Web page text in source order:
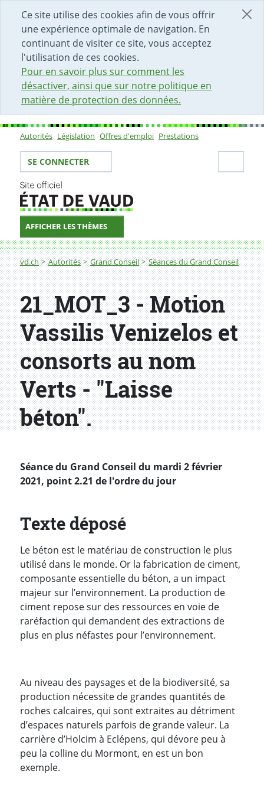
Ce site utilise des cookies afin de vous offrir
une expérience optimale de navigation. En
continuant de visiter ce site, vous acceptez
l'utilisation de ces cookies.
Pour en savoir plus sur comment les
désactiver, ainsi que sur notre politique en
matière de protection des données.
DÉBUT DU CONTENU DE LA PAGE
ACCÈS AU CHAMP DE RECHERCHE
PAGE D'ACCUEIL
FORMULAIRE DE CONTACT
Sous-navigation
Autorités Législation Offres d'emploi Prestations
Votre identité
SE CONNECTER
AFFICHER LES THÈMES
Fil d'Ariane
vd.ch Autorités Grand Conseil Séances du Grand Conseil
21_MOT_3 - Motion
Vassilis Venizelos et
consorts au nom
Verts - "Laisse
béton".
Séance du Grand Conseil du mardi 2 février
2021, point 2.21 de l'ordre du jour
Texte déposé
Le béton est le matériau de construction le plus
utilisé dans le monde. Or la fabrication de ciment,
composante essentielle du béton, a un impact
majeur sur l’environnement. La production de
ciment repose sur des ressources en voie de
raréfaction qui demandent des extractions de
plus en plus néfastes pour l’environnement.
Au niveau des paysages et de la biodiversité, sa
production nécessite de grandes quantités de
roches calcaires, qui sont extraites au détriment
d’espaces naturels parfois de grande valeur. La
carrière d’Holcim à Eclépens, qui dévore peu à
peu la colline du Mormont, en est un bon
exemple.